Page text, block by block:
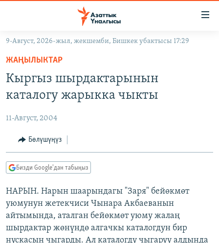
Навигацияга
өтүңүз
Издөөгө
салыңызКЫРГЫЗСТАН
ЭКОНОМИКА
МАДАНИЯТ
ДҮЙНӨ
БОРБОР АЗИЯ
АТАЙЫН ИЛИКТӨӨ
ТВ ПРОГРАММАЛАР
ЭКСПЕРТТЕР ТАЛДАЙТ
БИЗ ЖАНА ДҮЙНӨ
ДАНИСТЕ
ЭЖЕ-СИҢДИЛЕР
ӨЗГӨЧӨ ПИКИР
Русский
ОНЛАЙН ШЕРИНЕ
9-Август, 2026-жыл, жекшемби, Бишкек убактысы 17:29
ЖАҢЫЛЫКТАР
Кыргыз шырдактарынын
каталогу жарыкка чыкты
11-Август, 2004
Бөлүшүңүз
Бизди Google'дан табыңыз
НАРЫН. Нарын шаарындагы "Заря" бейөкмөт
уюмунун жетекчиси Чынара Акбаеванын
айтымында, аталган бейөкмөт уюму жалаң
шырдактар жөнүндө алгачкы каталогдун бир
нускасын чыгарды. Ал каталогду чыгаруу алдында